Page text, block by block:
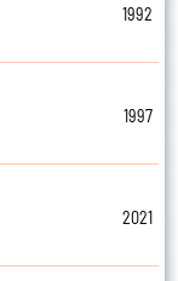
1992
1997
2021